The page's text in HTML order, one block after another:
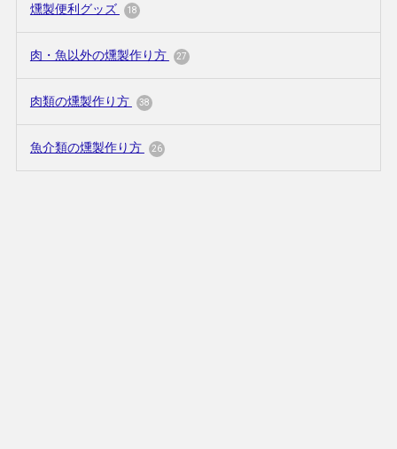
燻製便利グッズ 18
肉・魚以外の燻製作り方 27
肉類の燻製作り方 38
魚介類の燻製作り方 26